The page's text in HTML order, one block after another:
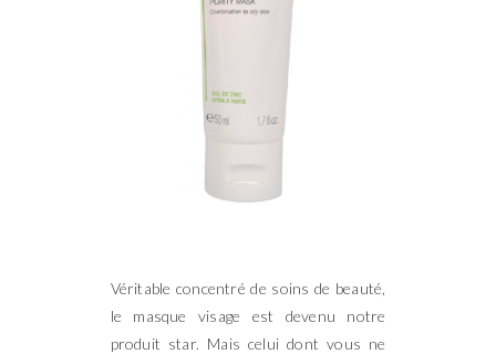
Véritable concentré de soins de beauté,
le masque visage est devenu notre
produit star. Mais celui dont vous ne